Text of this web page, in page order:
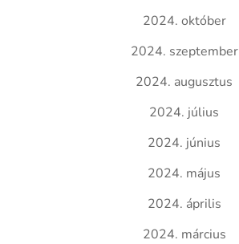
2024. október
2024. szeptember
2024. augusztus
2024. július
2024. június
2024. május
2024. április
2024. március